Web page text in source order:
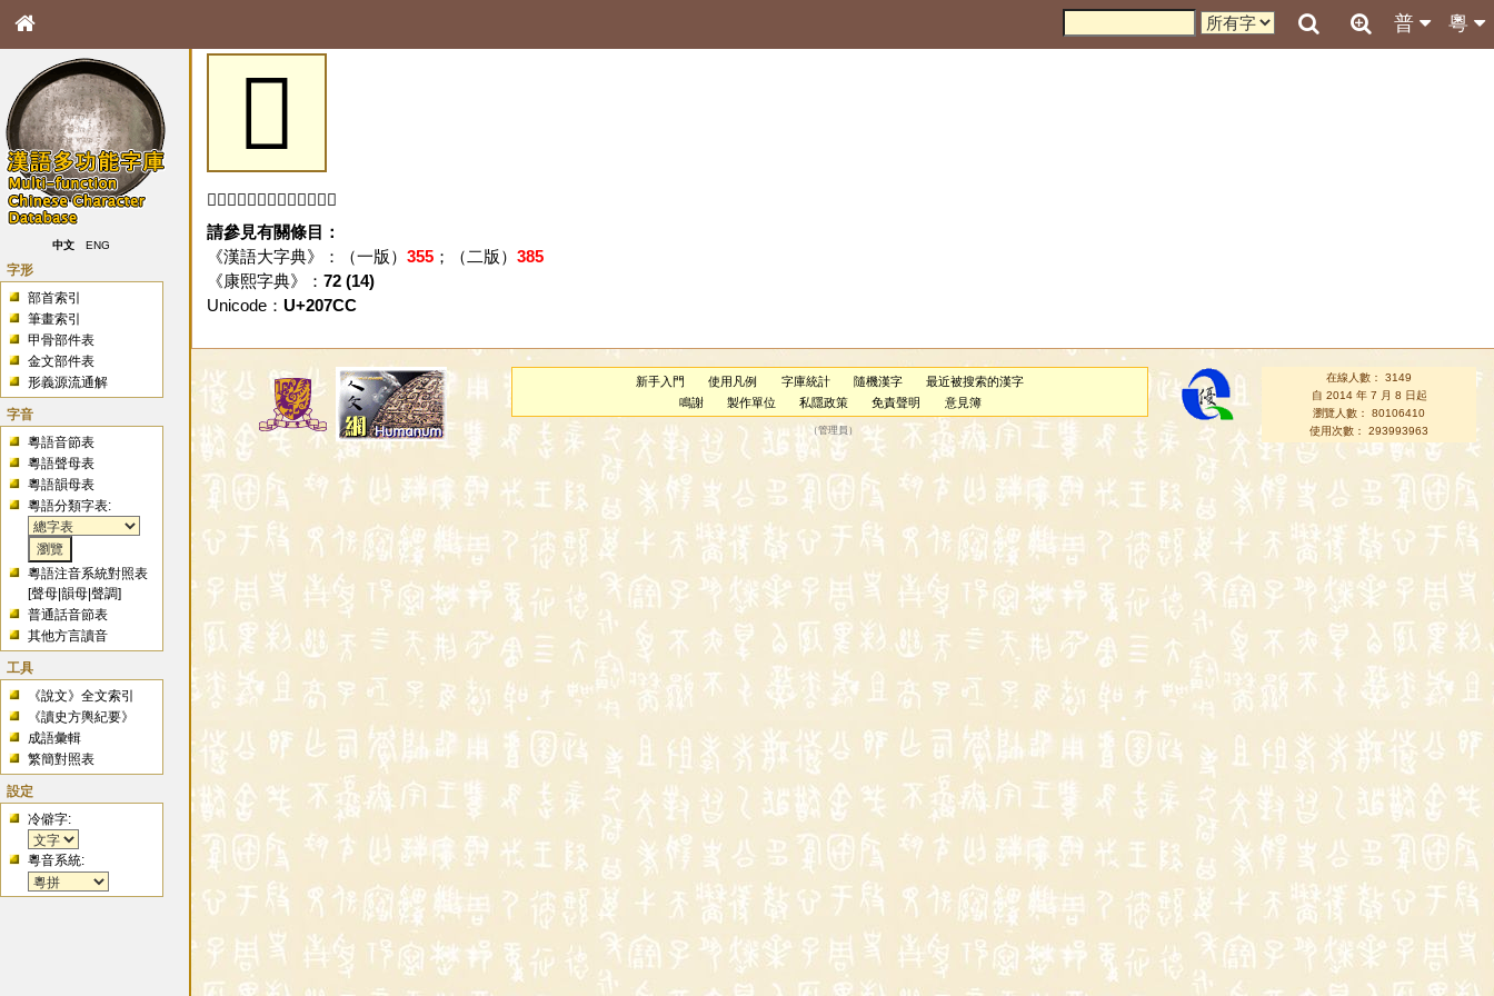
粵
普
中文 ENG
字形
部首索引
筆畫索引
甲骨部件表
金文部件表
形義源流通解
字音
粵語音節表
粵語聲母表
粵語韻母表
粵語分類字表:
粵語注音系統對照表
[聲母 |韻母 |聲調]
普通話音節表
其他方言讀音
工具
《說文》全文索引
《讀史方輿紀要》
成語彙輯
繁簡對照表
設定
冷僻字:
粵音系統:
𠟌
「𠟌」字未收錄於本資料庫。
請參見有關條目：
《漢語大字典》：（一版） 355；（二版） 385
《康熙字典》： 72 (14)
Unicode： U+207CC
新手入門 使用凡例 字庫統計 隨機漢字
最近被搜索的漢字
鳴謝
製作單位 私隱政策 免責聲明 意見簿
（管理員 ）
在線人數： 3149
自 2014 年 7 月 8 日起
瀏覽人數： 80106410
使用次數： 293993963